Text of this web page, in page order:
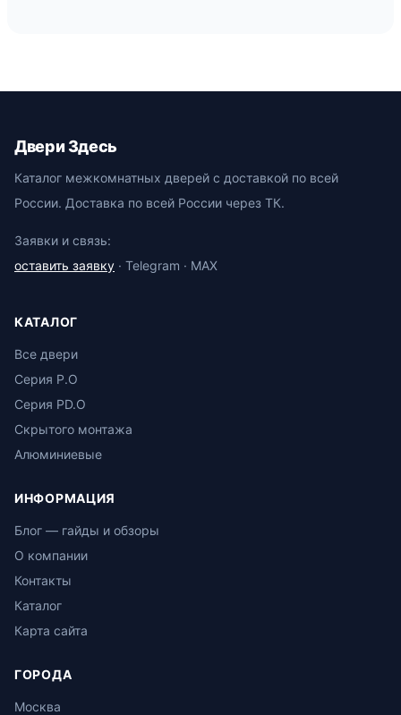
Двери Здесь
Каталог межкомнатных дверей с доставкой по всей
России. Доставка по всей России через ТК.
Заявки и связь:
оставить заявку · Telegram · MAX
КАТАЛОГ
Все двери
Серия P.O
Серия PD.O
Скрытого монтажа
Алюминиевые
ИНФОРМАЦИЯ
Блог — гайды и обзоры
О компании
Контакты
Каталог
Карта сайта
ГОРОДА
Москва